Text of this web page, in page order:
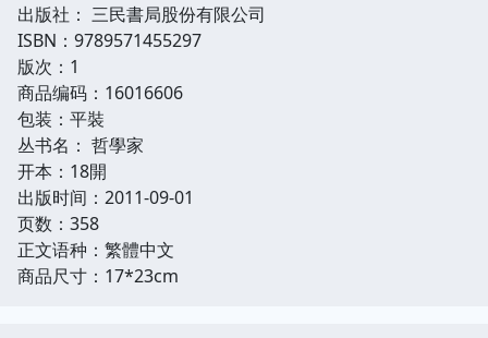
出版社： 三民書局股份有限公司
ISBN：9789571455297
版次：1
商品编码：16016606
包装：平裝
丛书名： 哲學家
开本：18開
出版时间：2011-09-01
页数：358
正文语种：繁體中文
商品尺寸：17*23cm